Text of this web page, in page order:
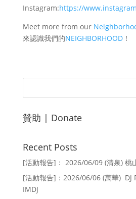
Instagram:https://
Meet more from our
來認識我們的NEIGHBORHOOD！
贊助 | Donate
Recent Posts
[活動報告]： 2026/06/09 (清泉) 桃
[活動報告]：2026/06/06 (萬華) DJ
IMDJ